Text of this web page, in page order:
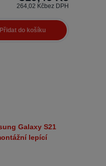
264,02 Kčbez DPH
Přidat do košíku